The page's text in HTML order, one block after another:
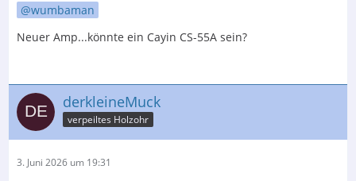
wumbaman
Neuer Amp...könnte ein Cayin CS-55A sein?
derkleineMuck
verpeiltes Holzohr
3. Juni 2026 um 19:31